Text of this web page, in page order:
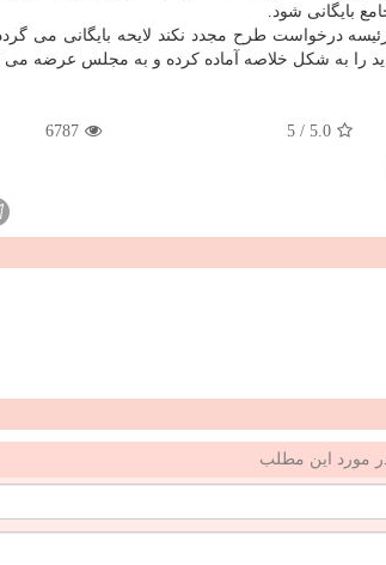
بایگانی شود.
درخواست طرح مجدد نكند لایحه بایگانی می
را به شكل خلاصه آماده كرده و به مجلس عرضه می
5.0
/
5
6787
مورد این مطلب